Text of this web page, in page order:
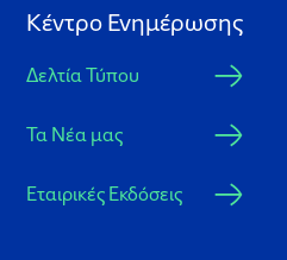
Κέντρο Ενημέρωσης
Δελτία Τύπου
Τα Νέα μας
Εταιρικές Εκδόσεις